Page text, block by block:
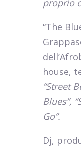
proprio
“The
house,
“Street
Blues”,
Go”.
Dj,